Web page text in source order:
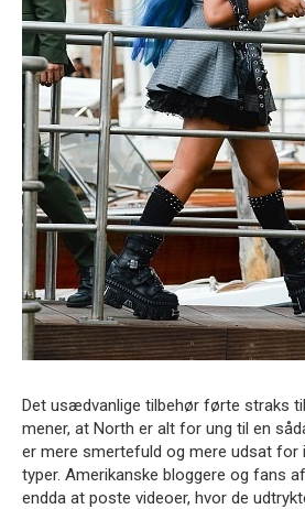
Det usædvanlige tilbehør førte straks
mener, at North er alt for ung til en
er mere smertefuld og mere udsat for
typer. Amerikanske bloggere og fans
endda at poste videoer, hvor de